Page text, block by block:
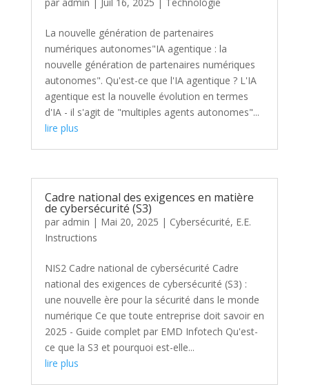
La nouvelle génération de partenaires
numériques autonomes"IA agentique : la
nouvelle génération de partenaires numériques
autonomes". Qu'est-ce que l'IA agentique ? L'IA
agentique est la nouvelle évolution en termes
d'IA - il s'agit de "multiples agents autonomes"...
lire plus
Cadre national des exigences en matière
de cybersécurité (S3)
par admin | Mai 20, 2025 | Cybersécurité, E.E.
Instructions
NIS2 Cadre national de cybersécurité Cadre
national des exigences de cybersécurité (S3) :
une nouvelle ère pour la sécurité dans le monde
numérique Ce que toute entreprise doit savoir en
2025 - Guide complet par EMD Infotech Qu'est-
ce que la S3 et pourquoi est-elle...
lire plus